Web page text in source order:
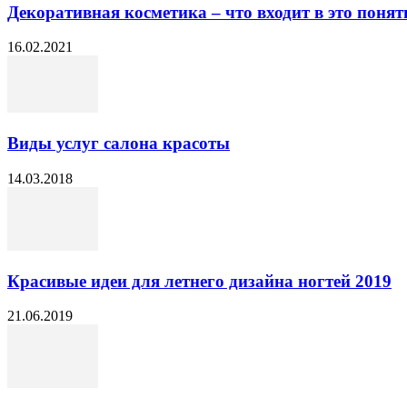
Декоративная косметика – что входит в это
16.02.2021
Виды услуг салона красоты
14.03.2018
Красивые идеи для летнего дизайна ногтей 2019
21.06.2019